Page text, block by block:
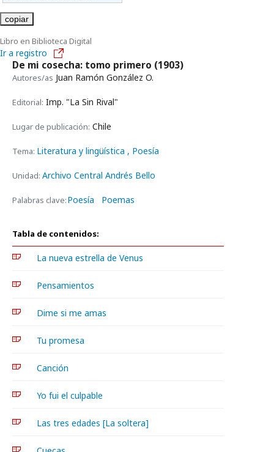
copiar
Libro en Biblioteca Digital
Ir a registro
De mi cosecha: tomo primero (1903)
Autores/as Juan Ramón González O.
Editorial: Imp. "La Sin Rival"
Lugar de publicación: Chile
Tema: Literatura y lingüística , Poesía
Unidad: Archivo Central Andrés Bello
Palabras clave:Poesía Poemas
Tabla de contenidos:
La nueva estrella de Venus
Pensamientos
Dime si me amas
Tu promesa
Canción
Yo fui el culpable
Las tres edades [La soltera]